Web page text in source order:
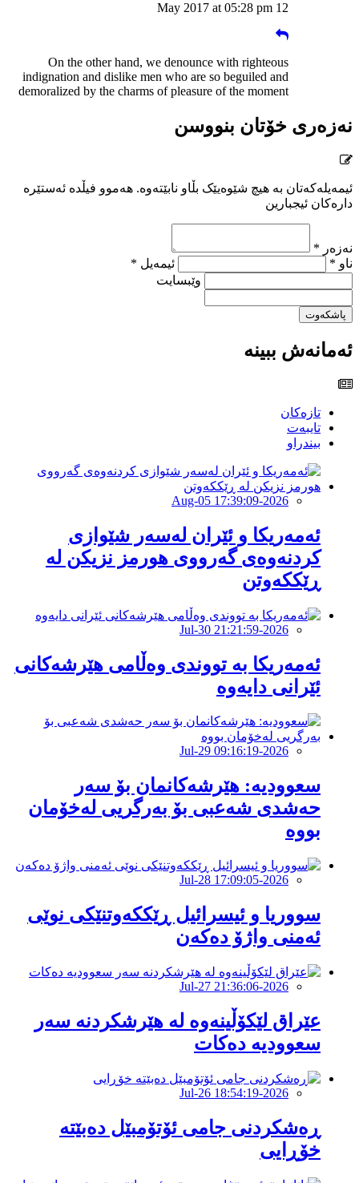
12 May 2017 at 05:28 pm
On the other hand, we denounce with righteous
indignation and dislike men who are so beguiled and
demoralized by the charms of pleasure of the moment
نەزەری خۆتان بنووسن
ئیمەیلەکەتان بە هیچ شێوەیێک بڵاو نابێتەوە. هەموو فیڵدە ئەستێرە
دارەکان ئیجبارین
نەزەر *
ناو *
ئیمەیل *
وێبسایت
پاشکەوت
ئەمانەش ببینە
تازەکان
تایبەت
بیندراو
2026-Aug-05 17:39:09
ئەمەریكا و ئێران لەسەر شێوازی
كردنەوەی گەرووی هورمز نزیكن لە
ڕێككەوتن
2026-Jul-30 21:21:59
ئەمەریکا بە تووندی وەڵامی هێرشەکانی
ئێرانی دایەوە
2026-Jul-29 09:16:19
‏سعوودیە: هێرشەكانمان بۆ سەر
حەشدی شەعبی بۆ بەرگریی لەخۆمان
بووە
2026-Jul-28 17:09:05
سووریا و ئیسرائیل ڕێککەوتنێکی نوێی
ئەمنی واژۆ دەکەن
2026-Jul-27 21:36:06
عێراق لێکۆڵینەوە لە هێرشکردنە سەر
سعوودیە دەکات
2026-Jul-26 18:54:19
ڕەشکردنی جامی ئۆتۆمبێل دەبێتە
خۆڕایی